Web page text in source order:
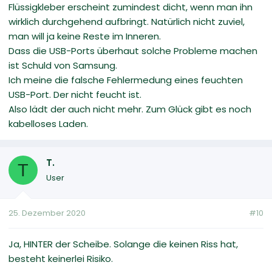
Flüssigkleber erscheint zumindest dicht, wenn man ihn
wirklich durchgehend aufbringt. Natürlich nicht zuviel,
man will ja keine Reste im Inneren.
Dass die USB-Ports überhaut solche Probleme machen
ist Schuld von Samsung.
Ich meine die falsche Fehlermedung eines feuchten
USB-Port. Der nicht feucht ist.
Also lädt der auch nicht mehr. Zum Glück gibt es noch
kabelloses Laden.
T T.
User
25. Dezember 2020 #10
Ja, HINTER der Scheibe. Solange die keinen Riss hat,
besteht keinerlei Risiko.